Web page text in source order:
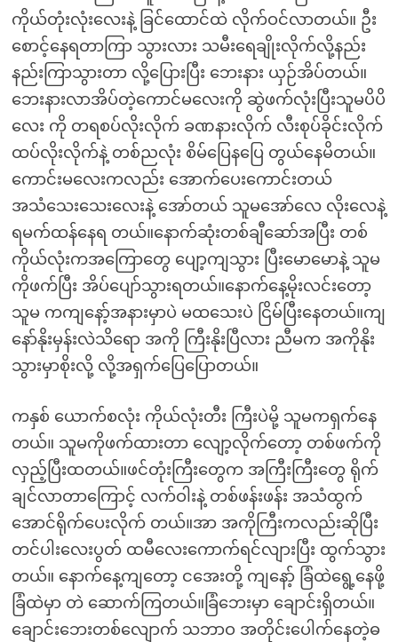
ကိုယ်တုံးလုံးလေးနဲ့ ခြင်ထောင်ထဲ လိုက်ဝင်လာတယ်။ ဦး
စောင့်နေရတာကြာ သွားလား သမီးရေချိုးလိုက်လို့နည်း
နည်းကြာသွားတာ လို့ပြေားပြီး ဘေးနား ယှဉ်အိပ်တယ်။
ဘေးနားလာအိပ်တဲ့ကောင်မလေးကို ဆွဲဖက်လုံးပြီးသူမပိပိ
လေး ကို တရစပ်လိုးလိုက် ခဏနားလိုက် လီးစုပ်ခိုင်းလိုက်
ထပ်လိုးလိုက်နဲ့ တစ်ညလုံး စိမ်ပြေနပြေ တွယ်နေမိတယ်။
ကောင်းမလေးကလည်း အောက်ပေးကောင်းတယ်
အသံသေးသေးလေးနဲ့ အော်တယ် သူမအော်လေ လိုးလေနဲ့
ရမက်ထန်နေရ တယ်။နောက်ဆုံးတစ်ချီဆော်အပြီး တစ်
ကိုယ်လုံးကအကြောတွေ ပျော့ကျသွား ပြီးမောမောနဲ့ သူမ
ကိုဖက်ပြီး အိပ်ပျော်သွားရတယ်။နောက်နေ့မိုးလင်းတော့
သူမ ကကျနော့်အနားမှာပဲ မထသေးပဲ ငြိမ်ပြီးနေတယ်။ကျ
နော်နိုးမှန်းလဲသိရော အကို ကြီးနိုးပြီလား ညီမက အကိုနိုး
သွားမှာစိုးလို့ လို့အရှက်ပြေပြောတယ်။
ကနှစ် ယောက်စလုံး ကိုယ်လုံးတီး ကြီးပဲမို့ သူမကရှက်နေ
တယ်။ သူမကိုဖက်ထားတာ လျော့လိုက်တော့ တစ်ဖက်ကို
လှည့်ပြီးထတယ်။ဖင်တုံးကြီးတွေက အကြီးကြီးတွေ ရိုက်
ချင်လာတာကြောင့် လက်ဝါးနဲ့ တစ်ဖန်းဖန်း အသံထွက်
အောင်ရိုက်ပေးလိုက် တယ်။အာ အကိုကြီးကလည်းဆိုပြီး
တင်ပါးလေးပွတ် ထမီလေးကောက်ရင်လျားပြီး ထွက်သွား
တယ်။ နောက်နေ့ကျတော့ ငအေးတို့ ကျနော့် ခြံထဲရွေ့နေဖို့
ခြံထဲမှာ တဲ ဆောက်ကြတယ်။ခြံဘေးမှာ ချောင်းရှိတယ်။
ချောင်းဘေးတစ်လျောက် သဘာဝ အတိုင်းပေါက်နေတဲ့ဓ